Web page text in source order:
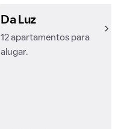
Da Luz
12 apartamentos para
alugar.